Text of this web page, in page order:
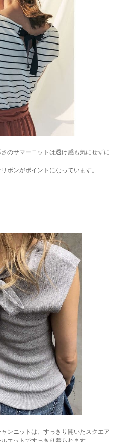
のサマーニットは透け感も気にせずに
ボンがポイントになっています。
ンニットは、すっきり開いたスクエア